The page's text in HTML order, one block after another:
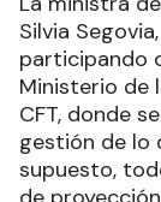
Silvia
participando
Ministerio de
CFT, donde
gestión de lo
supuesto,